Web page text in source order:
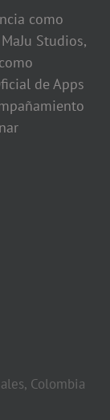
como
Studios,
de Apps
Colombia